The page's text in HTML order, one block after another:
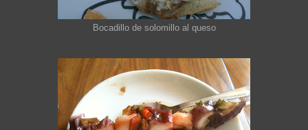
Bocadillo de solomillo al queso